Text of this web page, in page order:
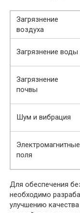
Загрязнение
воздуха
Загрязнение воды
Загрязнение
почвы
Шум и вибрация
Электромагнитные
поля
Для обеспечения
необходимо
улучшению